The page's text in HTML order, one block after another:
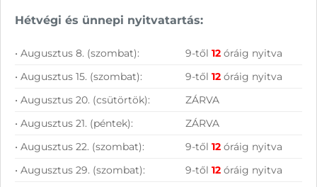
50 000 Ft felett ingyenes szállítás
Hétvégi és ünnepi nyitvatartás:
• Augusztus 8. (szombat): 9-től12 óráig nyitva
• Augusztus 15. (szombat):
9-től12 óráig nyitva
• Augusztus 20. (csütörtök):
ZÁRVA
• Augusztus 21. (péntek):
ZÁRVA
• Augusztus 22. (szombat):
9-től12 óráig nyitva
• Augusztus 29. (szombat):
9-től12 óráig nyitva